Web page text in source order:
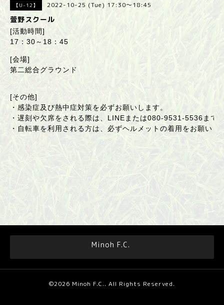
【U-12】 2022-10-25 (Tue) 17:30～18:45
萱野スクール
[活動時間]
17：30～18：45
[会場]
第二総合グラウンド
[その他]
・感染症及び熱中症対策を必ずお願いします。
・遅刻や欠席をされる際は、LINEまたは080-9531-5536まで
・自転車を利用される方は、必ずヘルメットの着用をお願いし
Minoh F.C.
©2026 Minoh F.C.. All Rights Reserved.